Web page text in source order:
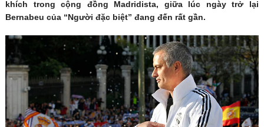
khích trong cộng đồng Madridista, giữa lúc ngày trở lại
Bernabeu của “Người đặc biệt” đang đến rất gần.